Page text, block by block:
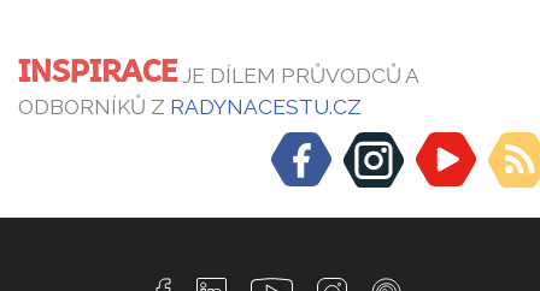
INSPIRACEJE DÍLEM PRŮVODCŮ A
ODBORNÍKŮ Z RADYNACESTU.CZ